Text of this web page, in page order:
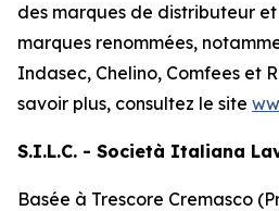
des marques de distributeur et
marques renommées,
Indasec, Chelino, Comfees et
savoir plus, consultez le site
S.I.L.C. - Società Italiana
Basée à Trescore Cremasco